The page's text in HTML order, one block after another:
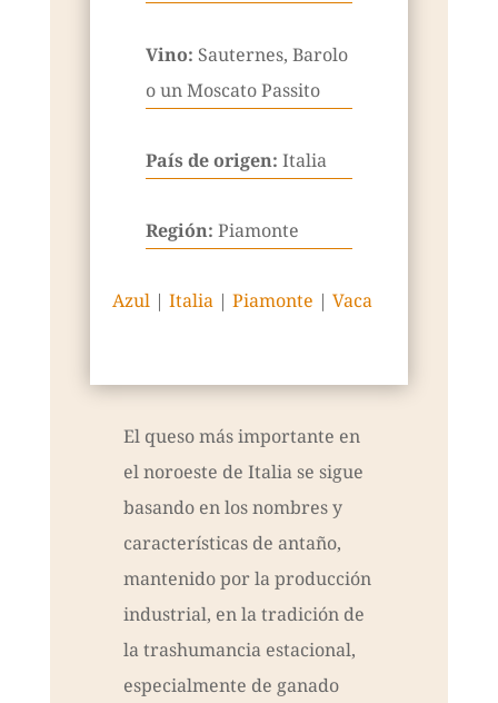
Vino: Sauternes, Barolo
o un Moscato Passito
País de origen: Italia
Región: Piamonte
Azul| Italia| Piamonte | Vaca
El queso más importante en
el noroeste de Italia se sigue
basando en los nombres y
características de antaño,
mantenido por la producción
industrial, en la tradición de
la trashumancia estacional,
especialmente de ganado